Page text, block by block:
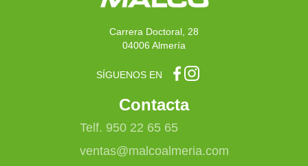
Carrera Doctoral, 28
04006 Almería
SÍGUENOS EN
Contacta
Telf. 950 22 65 65
ventas@malcoalmeria.com